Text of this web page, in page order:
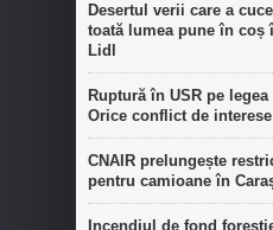
Desertul verii care a
toată lumea pune în coș
Lidl
Ruptură în USR pe
Orice conflict de
CNAIR prelungește
pentru camioane în
Incendiul de fond